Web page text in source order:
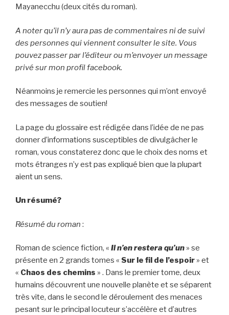
Mayanecchu (deux cités du roman).
A noter qu’il n’y aura pas de commentaires ni de suivi
des personnes qui viennent consulter le site. Vous
pouvez passer par l’éditeur ou m’envoyer un message
privé sur mon profil facebook.
Néanmoins je remercie les personnes qui m’ont envoyé
des messages de soutien!
La page du glossaire est rédigée dans l’idée de ne pas
donner d’informations susceptibles de divulgâcher le
roman, vous constaterez donc que le choix des noms et
mots étranges n’y est pas expliqué bien que la plupart
aient un sens.
Un résumé?
Résumé du roman :
Roman de science fiction, « Il n’en restera qu’un » se
présente en 2 grands tomes « Sur le fil de l’espoir » et
« Chaos des chemins » . Dans le premier tome, deux
humains découvrent une nouvelle planète et se séparent
très vite, dans le second le déroulement des menaces
pesant sur le principal locuteur s’accélère et d’autres